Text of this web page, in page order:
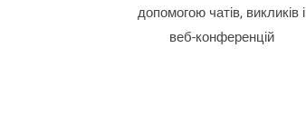
допомогою чатів, викликів і
веб-конференцій